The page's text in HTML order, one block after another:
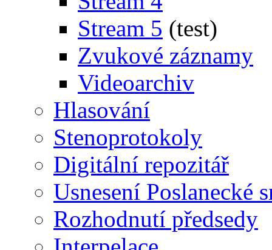
Stream 5 (test)
Zvukové záznamy
Videoarchiv
Hlasování
Stenoprotokoly
Digitální repozitář
Usnesení Poslanecké
Rozhodnutí předsedy